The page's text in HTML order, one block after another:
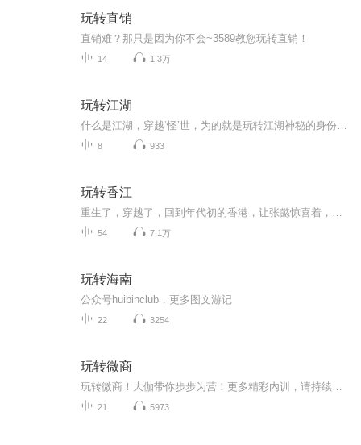
玩转直销
直销难？那只是因为你不会~3589教您玩转直销！
14 1.3万
玩转江湖
8 933
玩转香江
54 7.1万
玩转海南
公众号huibinclub，更多图文游记
22 3254
玩转微商
21 5973